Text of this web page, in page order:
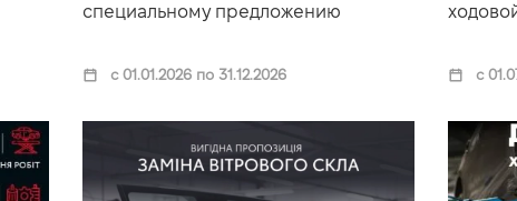
специальному предложению
с 01.01.2026 по 31.12.2026 с